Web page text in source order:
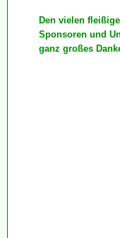
Den vielen
Sponsoren und
ganz großes